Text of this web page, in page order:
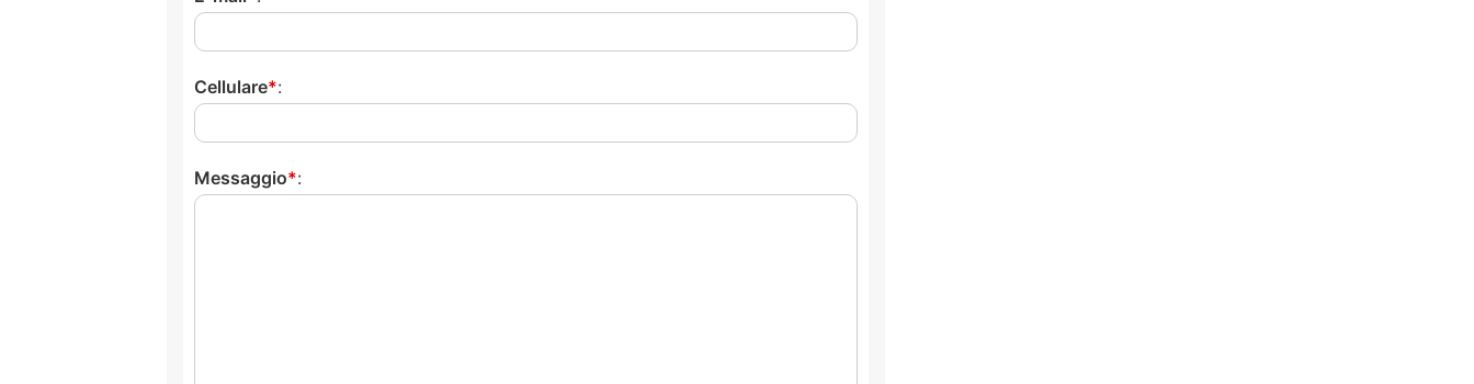
Cellulare :
Messaggio :